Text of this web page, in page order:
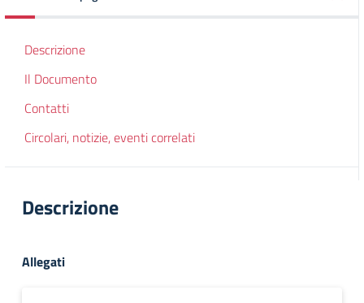
Descrizione
Il Documento
Contatti
Circolari, notizie, eventi correlati
Descrizione
Allegati